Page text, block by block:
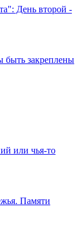
День второй -
закреплены
или чья-то
Памяти